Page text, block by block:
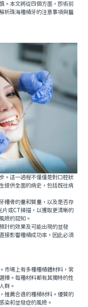
。本文將從四個方面，即術前
析珠海種植牙的注意事項與醫
這一過程不僅僅是對口腔狀
提供全面的病史，包括既往病
骨的量和質量，以及是否存
片或CT掃描，以獲取更清晰的
險的認知。
的效果及可能出現的並發
接影響種植成功率，因此必須
場上有多種種植體材料，常
擇。每種材料都有其獨特的性
群。
薦合適的種植材料。優質的
染和並發症的風險。